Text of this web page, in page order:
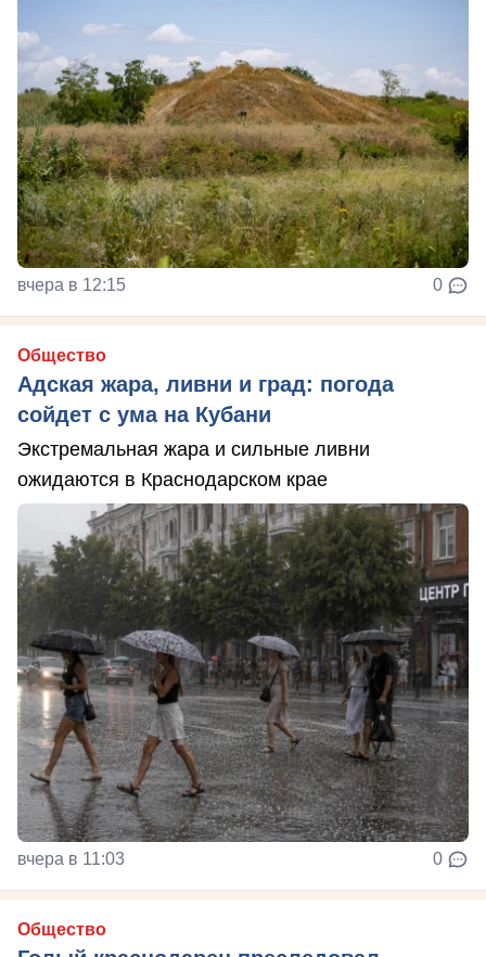
вчера в 12:15 0
Общество
Адская жара, ливни и град: погода
сойдет с ума на Кубани
Экстремальная жара и сильные ливни
ожидаются в Краснодарском крае
вчера в 11:03 0
Общество